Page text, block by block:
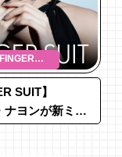
SUIT】
ナヨンが新ミュ